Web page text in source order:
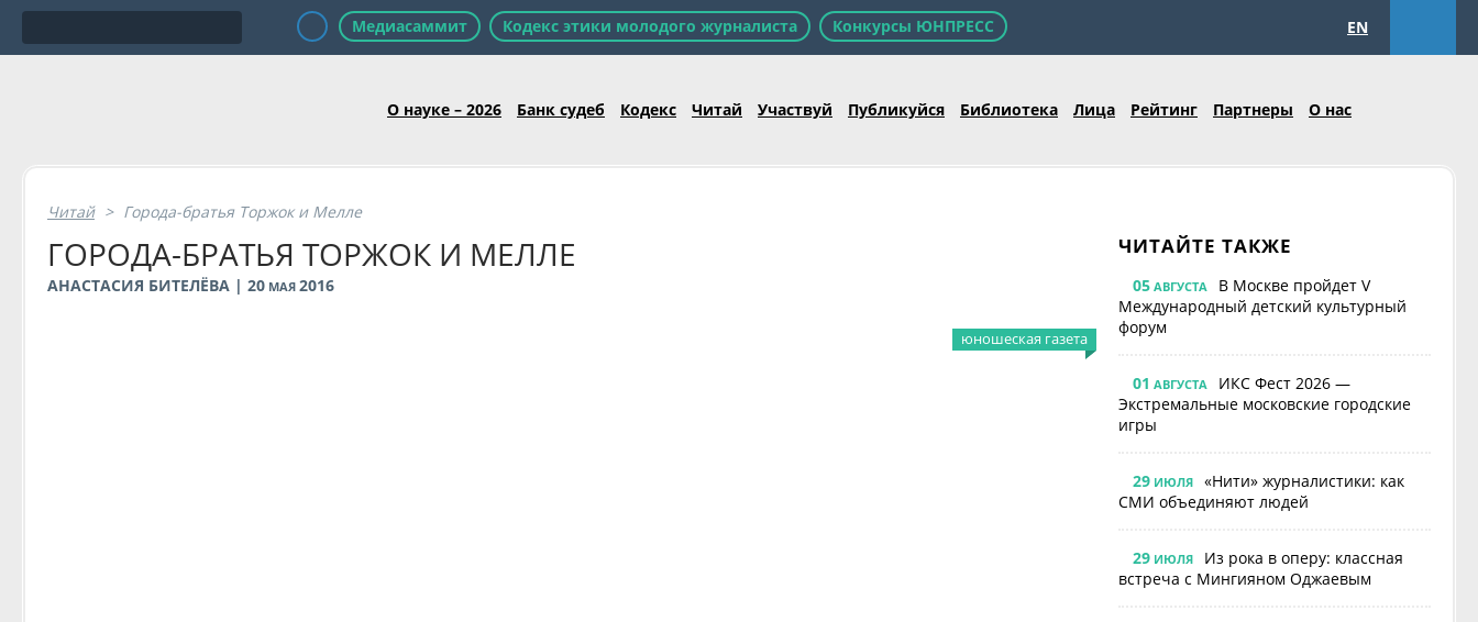
Медиасаммит Кодекс этики молодого журналиста Конкурсы ЮНПРЕСС EN
О науке – 2026 Банк судеб Кодекс Читай Участвуй Публикуйся Библиотека Лица Рейтинг Партнеры О нас
Читай > Города-братья Торжок и Мелле
ГОРОДА-БРАТЬЯ ТОРЖОК И МЕЛЛЕ
АНАСТАСИЯ БИТЕЛЁВА | 20 МАЯ 2016
юношеская газета
ЧИТАЙТЕ ТАКЖЕ
05АВГУСТА
В Москве пройдет V
Международный детский культурный
форум
01 АВГУСТА
ИКС Фест 2026 —
Экстремальные московские городские
игры
29ИЮЛЯ
«Нити» журналистики: как
СМИ объединяют людей
29ИЮЛЯ
Из рока в оперу: классная
встреча с Мингияном Оджаевым